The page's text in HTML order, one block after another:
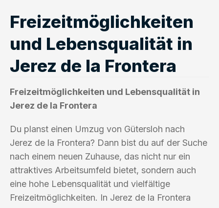
Freizeitmöglichkeiten
und Lebensqualität in
Jerez de la Frontera
Freizeitmöglichkeiten und Lebensqualität in
Jerez de la Frontera
Du planst einen Umzug von Gütersloh nach
Jerez de la Frontera? Dann bist du auf der Suche
nach einem neuen Zuhause, das nicht nur ein
attraktives Arbeitsumfeld bietet, sondern auch
eine hohe Lebensqualität und vielfältige
Freizeitmöglichkeiten. In Jerez de la Frontera